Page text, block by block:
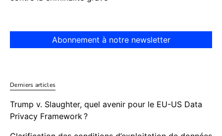
Abonnement à notre newsletter
Derniers articles
Trump v. Slaughter, quel avenir pour le EU-US Data
Privacy Framework ?